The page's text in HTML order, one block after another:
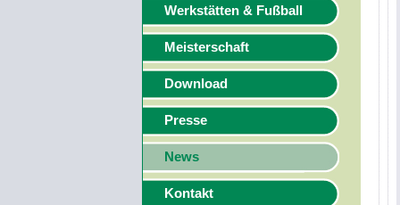
Werkstätten & Fußball
Meisterschaft
Download
Presse
News
Kontakt